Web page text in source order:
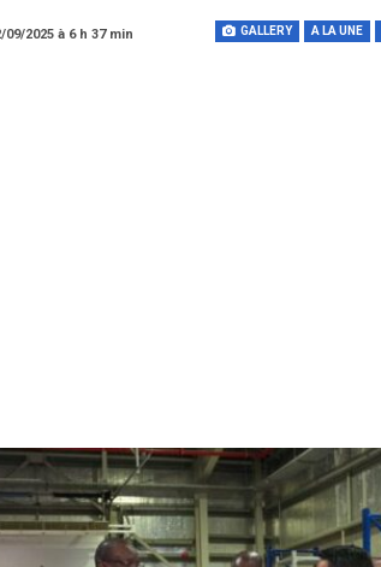
GALLERY A LA UNE
09/2025 à 6 h 37 min